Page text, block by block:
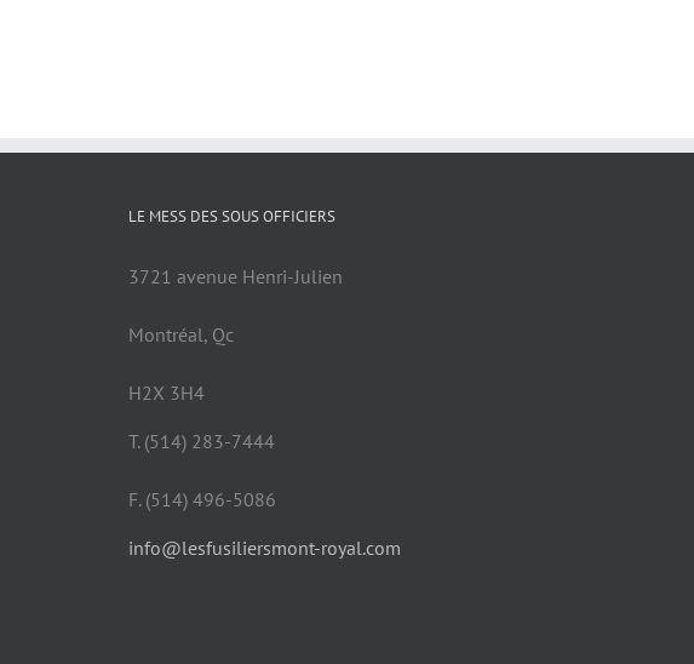
LE MESS DES SOUS OFFICIERS
3721 avenue Henri-Julien
Montréal, Qc
H2X 3H4
T. (514) 283-7444
F. (514) 496-5086
info@lesfusiliersmont-royal.com